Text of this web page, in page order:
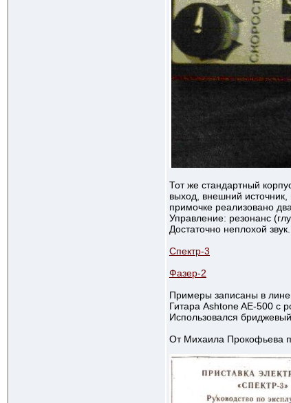
Тот же стандартный
выход, внешний источник,
примочке реализовано
Управление: резонанс
Достаточно неплохой
Спектр-3
Фазер-2
Примеры записаны в
Гитара Ashtone AE-500 с
Использовался
От Михаила Прокофьева